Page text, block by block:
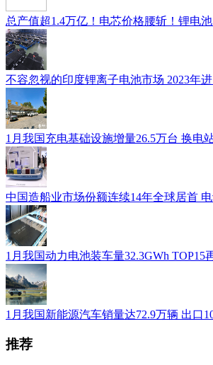
总产值超1.4万亿！电芯价格腰斩！锂电
不容忽视的印度锂离子电池市场 2023年
1月我国充电基础设施增量26.5万台 换电
中国造船业市场份额连续14年全球居首
1月我国动力电池装车量32.3GWh TOP15
1月我国新能源汽车销量达72.9万辆 出口
推荐